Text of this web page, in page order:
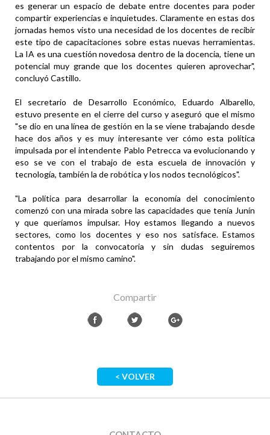
es generar un espacio de debate entre docentes para poder
compartir experiencias e inquietudes. Claramente en estas dos
jornadas hemos visto una necesidad de los docentes de recibir
este tipo de capacitaciones sobre estas nuevas herramientas.
La IA es una cuestión novedosa dentro de la docencia, tiene un
potencial muy grande que los docentes quieren aprovechar",
concluyó Castillo.
El secretario de Desarrollo Económico, Eduardo Albarello,
estuvo presente en el cierre del curso y aseguró que el mismo
"se dio en una línea de gestión en la se viene trabajando desde
hace dos años y es muy interesante ver cómo esta política
impulsada por el intendente Pablo Petrecca va evolucionando y
eso se ve con el trabajo de esta escuela de innovación y
tecnología, también la de robótica y los nodos tecnológicos".
"La política para desarrollar la economía del conocimiento
comenzó con una mirada sobre las capacidades que tenía Junín
y que queríamos impulsar. Hoy estamos llegando a nuevos
sectores, como los docentes y eso nos satisface. Estamos
contentos por la convocatoria y sin dudas seguiremos
trabajando por el mismo camino".
Compartir
< VOLVER